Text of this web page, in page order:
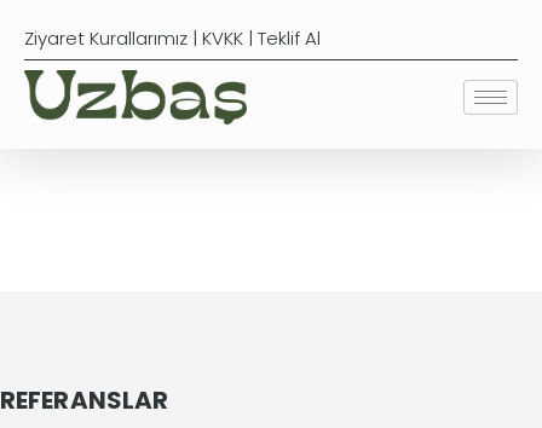
Ziyaret Kurallarımız | KVKK | Teklif Al
REFERANSLAR